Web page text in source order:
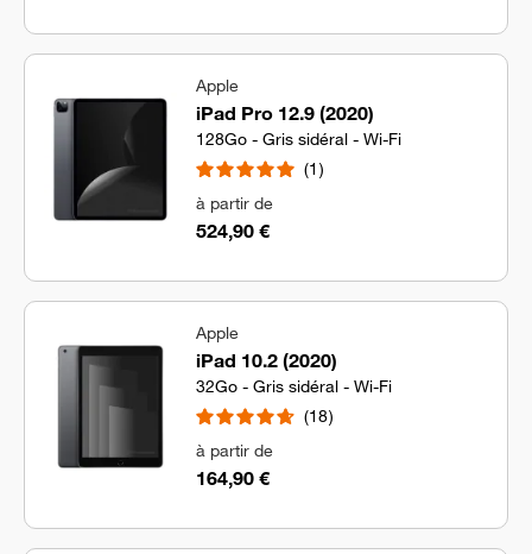
Apple
iPad Pro 12.9 (2020)
128Go - Gris sidéral - Wi-Fi
1
à partir de
524,90 €
Apple
iPad 10.2 (2020)
32Go - Gris sidéral - Wi-Fi
18
à partir de
164,90 €